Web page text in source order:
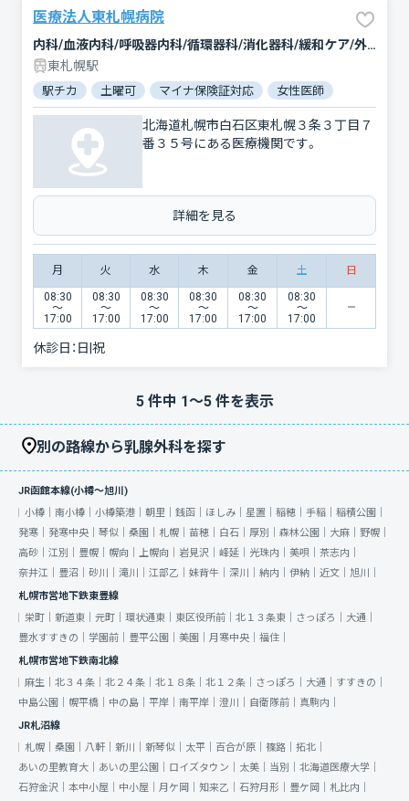
医療法人東札幌病院
内科/血液内科/呼吸器内科/循環器科/消化器科/緩和ケア/外科/乳腺外科/整形外科/心療内科/歯科/歯科口腔外科/放射線科/麻酔科
東札幌駅
駅チカ 土曜可 マイナ保険証対応 女性医師
北海道札幌市白石区東札幌３条３丁目７
番３５号にある医療機関です。
詳細を見る
月 火 水 木 金 土 日
08:30
〜
17:00
08:30
〜
17:00
08:30
〜
17:00
08:30
〜
17:00
08:30
〜
17:00
08:30
〜
17:00
休診日： 日|祝
5件中 1〜5件を表示
別の路線から乳腺外科を探す
JR函館本線(小樽～旭川)
小樽｜ 南小樽｜ 小樽築港｜ 朝里｜ 銭函｜ ほしみ｜ 星置｜ 稲穂｜ 手稲｜ 稲積公園｜
発寒｜ 発寒中央｜ 琴似｜ 桑園｜ 札幌｜ 苗穂｜ 白石｜ 厚別｜ 森林公園｜ 大麻｜ 野幌｜
高砂｜ 江別｜ 豊幌｜ 幌向｜ 上幌向｜ 岩見沢｜ 峰延｜ 光珠内｜ 美唄｜ 茶志内｜
奈井江｜ 豊沼｜ 砂川｜ 滝川｜ 江部乙｜ 妹背牛｜ 深川｜ 納内｜ 伊納｜ 近文｜ 旭川｜
札幌市営地下鉄東豊線
栄町｜ 新道東｜ 元町｜ 環状通東｜ 東区役所前｜ 北１３条東｜ さっぽろ｜ 大通｜
豊水すすきの｜ 学園前｜ 豊平公園｜ 美園｜ 月寒中央｜ 福住｜
札幌市営地下鉄南北線
麻生｜ 北３４条｜ 北２４条｜ 北１８条｜ 北１２条｜ さっぽろ｜ 大通｜ すすきの｜
中島公園｜ 幌平橋｜ 中の島｜ 平岸｜ 南平岸｜ 澄川｜ 自衛隊前｜ 真駒内｜
JR札沼線
札幌｜ 桑園｜ 八軒｜ 新川｜ 新琴似｜ 太平｜ 百合が原｜ 篠路｜ 拓北｜
あいの里教育大｜ あいの里公園｜ ロイズタウン｜ 太美｜ 当別｜ 北海道医療大学｜
石狩金沢｜ 本中小屋｜ 中小屋｜ 月ケ岡｜ 知来乙｜ 石狩月形｜ 豊ケ岡｜ 札比内｜